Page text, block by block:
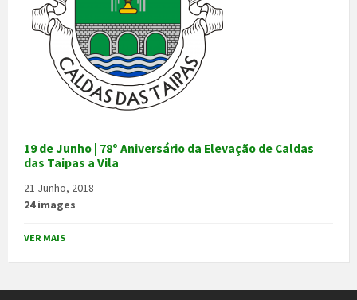
19 de Junho | 78º Aniversário da Elevação de Caldas
das Taipas a Vila
21 Junho, 2018
24 images
VER MAIS